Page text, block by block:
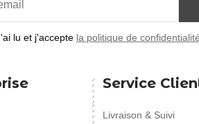
lu et j'accepte la politique de confidentialité
Service
Livraison & Suivi